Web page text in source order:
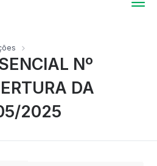
Nº
DA
2025